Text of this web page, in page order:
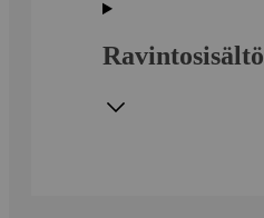
Ravintosisältö